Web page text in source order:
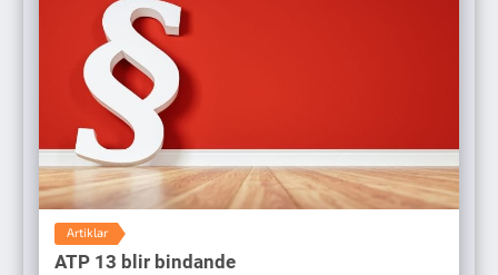
Artiklar
ATP 13 blir bindande